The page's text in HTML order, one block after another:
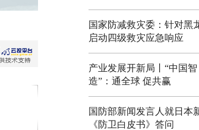
国家防减救灾委：针对黑
启动四级救灾应急响应
产业发展开新局丨“中国智
造”：通全球 促共赢
国防部新闻发言人就日本
《防卫白皮书》答问